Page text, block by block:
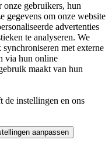
gebruikers, hun
gegevens om onze website
advertenties
te analyseren. We
met externe
via hun online
maakt van hun
de instellingen en ons
aanpassen